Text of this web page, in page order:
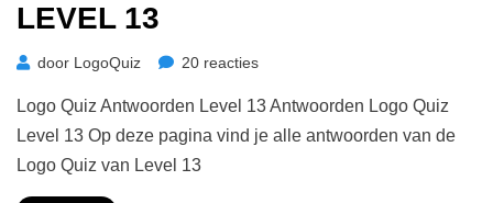
LEVEL 13
door LogoQuiz 20 reactiesop
Quiz
Antwoorden
Logo Quiz Antwoorden Level 13 Antwoorden Logo Quiz
Level 13 Op deze pagina vind je alle antwoorden van de
Logo Quiz van Level 13